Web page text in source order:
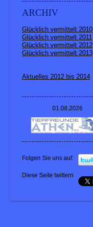
ARCHIV
Glücklich vermittelt 2010
Glücklich vermittelt 2011
Glücklich vermittelt 2012
Glücklich vermittelt 2013
Aktuelles 2012 bis 2014
01.08.2026
Folgen Sie uns auf:
Diese Seite twittern